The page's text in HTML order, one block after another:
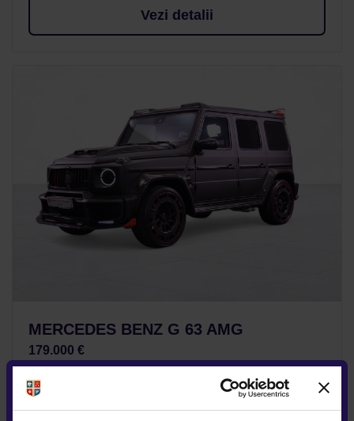
Vezi detalii
MERCEDES BENZ G 63 AMG
179.000 €
TVA INCLUS DEDUCTIBIL
Benzina